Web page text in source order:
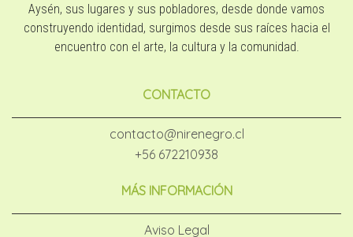
Aysén, sus lugares y sus pobladores, desde donde vamos
construyendo identidad, surgimos desde sus raíces hacia el
encuentro con el arte, la cultura y la comunidad.
CONTACTO
contacto@nirenegro.cl
+56 672210938
MÁS INFORMACIÓN
Aviso Legal